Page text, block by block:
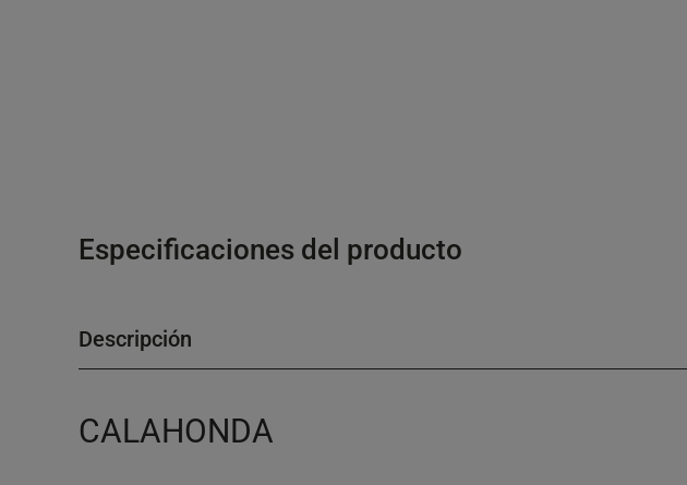
Especificaciones del producto
Descripción
CALAHONDA